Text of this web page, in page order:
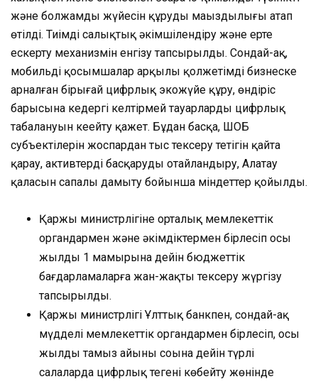
және болжамды жүйесін құрудың маңыздылығы атап
өтілді. Тиімді салықтық әкімшілендіру және ерте
ескерту механизмін енгізу тапсырылды. Сондай-ақ,
мобильді қосымшалар арқылы қолжетімді бизнеске
арналған бірыңғай цифрлық экожүйе құру, өндіріс
барысына кедергі келтірмей тауарлардың цифрлық
таңбалануын кеңейту қажет. Бұдан басқа, ШОБ
субъектілерін жоспардан тыс тексеру тетігін қайта
қарау, активтерді басқаруды оңтайландыру, Алатау
қаласын сапалы дамыту бойынша міндеттер қойылды.
Қаржы министрлігіне орталық мемлекеттік
органдармен және әкімдіктермен бірлесіп осы
жылдың 1 мамырына дейін бюджеттік
бағдарламаларға жан-жақты тексеру жүргізу
тапсырылды.
Қаржы министрлігі Ұлттық банкпен, сондай-ақ
мүдделі мемлекеттік органдармен бірлесіп, осы
жылдың тамыз айының соңына дейін түрлі
салаларда цифрлық теңгені көбейту жөнінде